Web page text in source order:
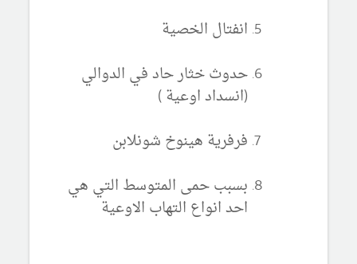
انفتال الخصية
حدوث خثار حاد في الدوالي
(انسداد اوعية )
فرفرية هينوخ شونلابن
بسبب حمى المتوسط التي هي
احد انواع التهاب الاوعية